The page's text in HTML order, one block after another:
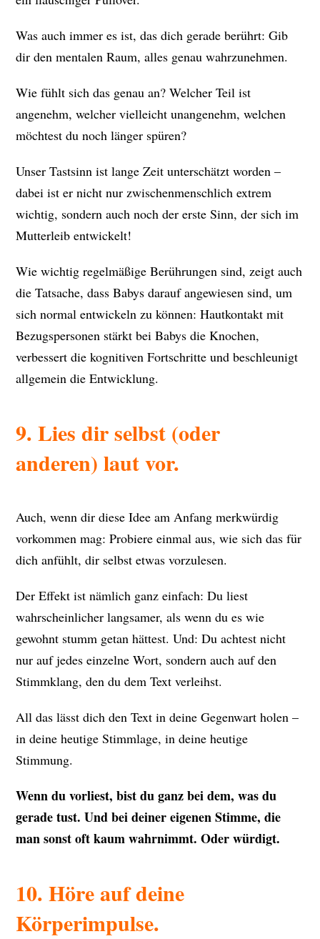
Was auch immer es ist, das dich gerade berührt: Gib
dir den mentalen Raum, alles genau wahrzunehmen.
Wie fühlt sich das genau an? Welcher Teil ist
angenehm, welcher vielleicht unangenehm, welchen
möchtest du noch länger spüren?
Unser Tastsinn ist lange Zeit unterschätzt worden –
dabei ist er nicht nur zwischenmenschlich extrem
wichtig, sondern auch noch der erste Sinn, der sich im
Mutterleib entwickelt!
Wie wichtig regelmäßige Berührungen sind, zeigt auch
die Tatsache, dass Babys darauf angewiesen sind, um
sich normal entwickeln zu können: Hautkontakt mit
Bezugspersonen stärkt bei Babys die Knochen,
verbessert die kognitiven Fortschritte und beschleunigt
allgemein die Entwicklung.
9. Lies dir selbst (oder
anderen) laut vor.
Auch, wenn dir diese Idee am Anfang merkwürdig
vorkommen mag: Probiere einmal aus, wie sich das für
dich anfühlt, dir selbst etwas vorzulesen.
Der Effekt ist nämlich ganz einfach: Du liest
wahrscheinlicher langsamer, als wenn du es wie
gewohnt stumm getan hättest. Und: Du achtest nicht
nur auf jedes einzelne Wort, sondern auch auf den
Stimmklang, den du dem Text verleihst.
All das lässt dich den Text in deine Gegenwart holen –
in deine heutige Stimmlage, in deine heutige
Stimmung.
Wenn du vorliest, bist du ganz bei dem, was du
gerade tust. Und bei deiner eigenen Stimme, die
man sonst oft kaum wahrnimmt. Oder würdigt.
10. Höre auf deine
Körperimpulse.